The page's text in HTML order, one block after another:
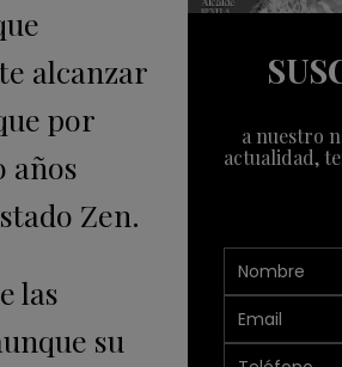
alcanzar
por
años
Zen.
las
su
a nuestro
actualidad,